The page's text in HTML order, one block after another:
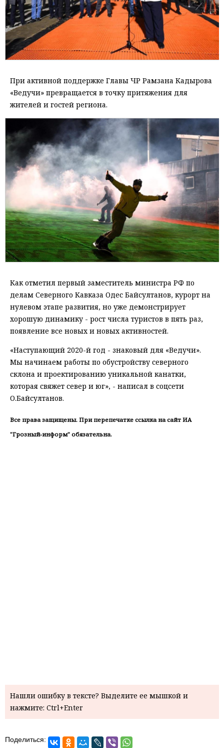
При активной поддержке Главы ЧР Рамзана Кадырова
«Ведучи» превращается в точку притяжения для
жителей и гостей региона.
Как отметил первый заместитель министра РФ по
делам Северного Кавказа Одес Байсултанов, курорт на
нулевом этапе развития, но уже демонстрирует
хорошую динамику - рост числа туристов в пять раз,
появление все новых и новых активностей.
«Наступающий 2020-й год - знаковый для «Ведучи».
Мы начинаем работы по обустройству северного
склона и проектированию уникальной канатки,
которая свяжет север и юг», - написал в соцсети
О.Байсултанов.
Все права защищены. При перепечатке ссылка на сайт ИА
"Грозный-информ" обязательна.
Нашли ошибку в тексте? Выделите ее мышкой и
нажмите: Ctrl+Enter
Поделиться: